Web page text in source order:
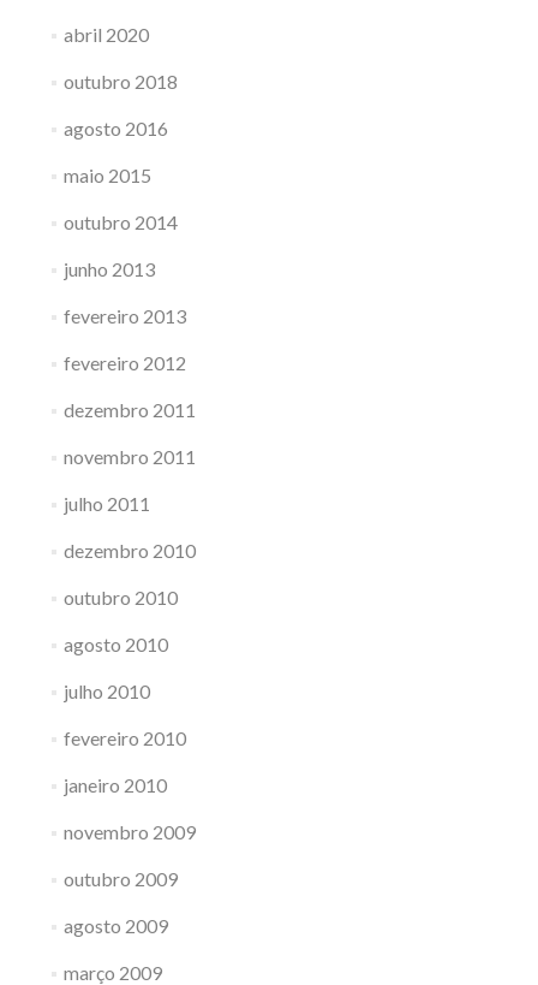
abril 2020
outubro 2018
agosto 2016
maio 2015
outubro 2014
junho 2013
fevereiro 2013
fevereiro 2012
dezembro 2011
novembro 2011
julho 2011
dezembro 2010
outubro 2010
agosto 2010
julho 2010
fevereiro 2010
janeiro 2010
novembro 2009
outubro 2009
agosto 2009
março 2009